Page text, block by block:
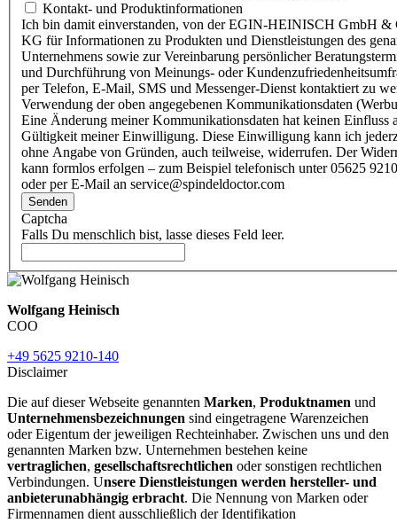
Kontakt- und Produktinformationen
Ich bin damit einverstanden, von der EGIN-HEINISCH GmbH &
KG für Informationen zu Produkten und Dienstleistungen des
Unternehmens sowie zur Vereinbarung persönlicher
und Durchführung von Meinungs- oder
per Telefon, E-Mail, SMS und Messenger-Dienst kontaktiert zu
Verwendung der oben angegebenen Kommunikationsdaten
Eine Änderung meiner Kommunikationsdaten hat keinen Einfluss
Gültigkeit meiner Einwilligung. Diese Einwilligung kann ich
ohne Angabe von Gründen, auch teilweise, widerrufen. Der
kann formlos erfolgen – zum Beispiel telefonisch unter 05625
oder per E-Mail an service@spindeldoctor.com
Senden
Captcha
Falls Du menschlich bist, lasse dieses Feld leer.
Wolfgang Heinisch
COO
+49 5625 9210-140
Disclaimer
Die auf dieser Webseite genannten Marken, Produktnamen und
Unternehmensbezeichnungen sind eingetragene Warenzeichen
oder Eigentum der jeweiligen Rechteinhaber. Zwischen uns und den
genannten Marken bzw. Unternehmen bestehen keine
vertraglichen, gesellschaftsrechtlichen oder sonstigen rechtlichen
Verbindungen. Unsere Dienstleistungen werden hersteller- und
anbieterunabhängig erbracht. Die Nennung von Marken oder
Firmennamen dient ausschließlich der Identifikation